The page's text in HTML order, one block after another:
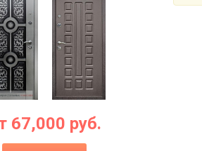
67,000 руб.